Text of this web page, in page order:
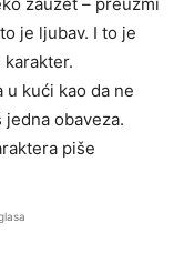
je ljubav. I to je
u kući kao da ne
obaveza.
piše